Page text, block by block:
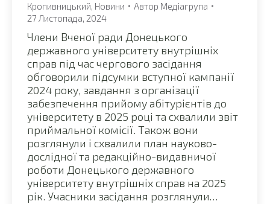
Кропивницький, Новини Автор Медіагрупа
27 Листопада, 2024
Члени Вченої ради Донецького
державного університету внутрішніх
справ під час чергового засідання
обговорили підсумки вступної кампанії
2024 року, завдання з організації
забезпечення прийому абітурієнтів до
університету в 2025 році та схвалили звіт
приймальної комісії. Також вони
розглянули і схвалили план науково-
дослідної та редакційно-видавничої
роботи Донецького державного
університету внутрішніх справ на 2025
рік. Учасники засідання розглянули…